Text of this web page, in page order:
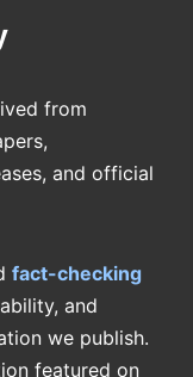
from
and official
fact-checking
and
we publish.
featured on